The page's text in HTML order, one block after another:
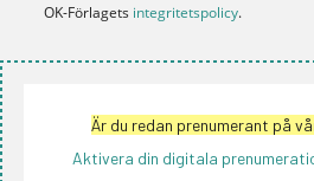
OK-Förlagets integritetspolicy.
Är du redan prenumerant på
Aktivera din digitala